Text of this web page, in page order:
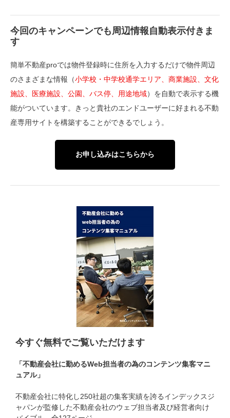
今回のキャンペーンでも周辺情報自動表示付きま
す
簡単不動産proでは物件登録時に住所を入力するだけで物件周辺
のさまざまな情報（小学校・中学校通学エリア、商業施設、文化
施設、医療施設、公園、バス停、用途地域）を自動で表示する機
能がついています。きっと貴社のエンドユーザーに好まれる不動
産専用サイトを構築することができるでしょう。
お申し込みはこちらから
今すぐ無料でご覧いただけます
「不動産会社に勤めるWeb担当者の為のコンテンツ集客マニ
ュアル」
不動産会社に特化し250社超の集客実績を誇るインデックスジ
ャパンが監修した不動産会社のウェブ担当者及び経営者向け